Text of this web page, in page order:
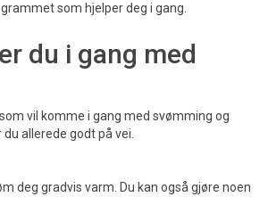
som hjelper deg i gang.
du i gang med
vil komme i gang med svømming og
allerede godt på vei.
deg gradvis varm. Du kan også gjøre noen